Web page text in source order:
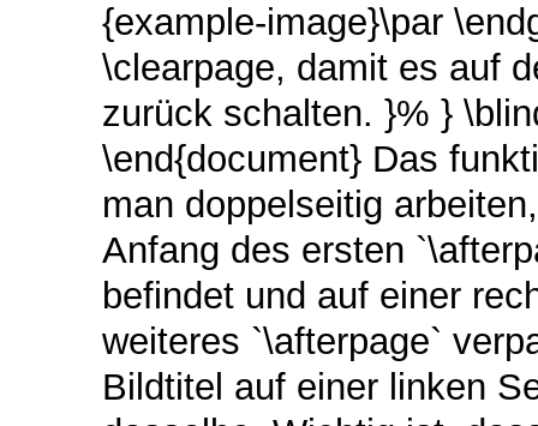
{example-image}\par
\clearpage, damit es auf
zurück schalten. }% }
\end{document} Das
man doppelseitig
Anfang des ersten
befindet und auf einer
weiteres `\afterpage`
Bildtitel auf einer linken